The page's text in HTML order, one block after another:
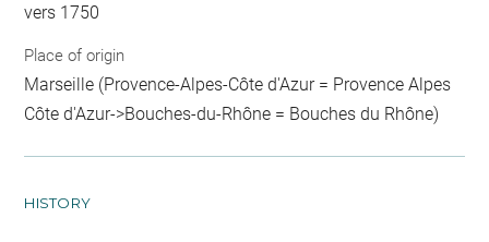
vers 1750
Place of origin
Marseille (Provence-Alpes-Côte d'Azur = Provence Alpes
Côte d'Azur->Bouches-du-Rhône = Bouches du Rhône)
HISTORY